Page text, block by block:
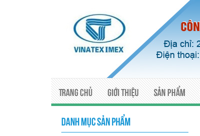
Trang chủ Giới thiệu Sản phẩm
DANH MỤC SẢN PHẨM